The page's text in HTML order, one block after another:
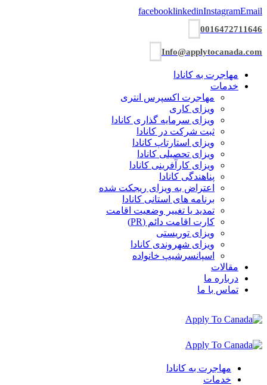
facebooklinkedinInstagramEmail
0016472711646
Info@applytocanada.com
مهاجرت به کانادا
خدمات
مهاجرت اکسپرس انتری
ویزای کاری
ویزای سرمایه گذاری کانادا
ثبت شرکت در کانادا
ویزای استارتاپ کانادا
ویزای تحصیلی کانادا
ویزای کارآفرینی کانادا
پناهندگی کانادا
اعتراض به ویزای ریجکت شده
برنامه های استانی کانادا
تمدید یا تغییر وضعیت اقامت
کارت اقامت دائم (PR)
ویزای توریستی
ویزای شھروندی کانادا
اسپانسرشیپ خانواده
مقالات
درباره ما
تماس با ما
مهاجرت به کانادا
خدمات